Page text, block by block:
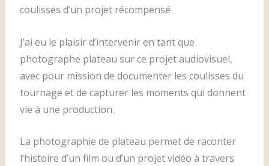
coulisses d’un projet récompensé
J’ai eu le plaisir d’intervenir en tant que
photographe plateau sur ce projet audiovisuel,
avec pour mission de documenter les coulisses du
tournage et de capturer les moments qui donnent
vie à une production.
La photographie de plateau permet de raconter
l’histoire d’un film ou d’un projet vidéo à travers